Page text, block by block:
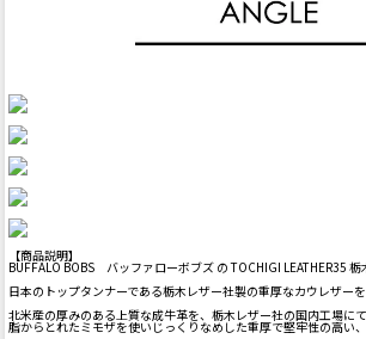
【商品説明】
BUFFALO BOBS バッファローボブズ の TOCHIGI LEATHER35 栃
日本のトップタンナーである栃木レザー社製の重厚なカウレザー
北米産の厚みのある上質な成牛革を、栃木レザー社の国内工場に
脂からとれたミモザを使いじっくりなめした重厚で堅牢性の高い